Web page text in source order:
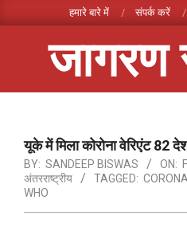
to
हमारे बारे में संपर्क करें
जागरण
Menuयूके में मिला कोरोना वेरिएंट 82
BY: SANDEEP BISWAS ON:
अंतरराष्ट्रीय
TAGGED: CORONA
WHO